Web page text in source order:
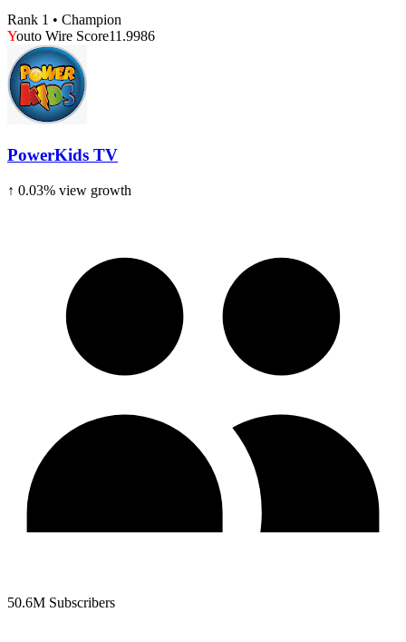
Rank 1 • Champion
Youto Wire Score11.9986
PowerKids TV
↑ 0.03% view growth
50.6M Subscribers